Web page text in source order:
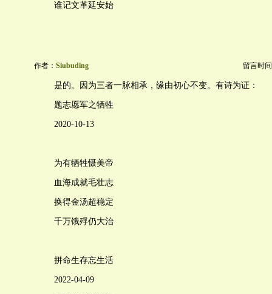
谁记文革延安始
作者： Siubuding 留言时
是的。因为三者一脉相承，缘由初心不变。有诗为证：
题志愿军之牺牲
2020-10-13
为有牺牲慑美帝
血海成就毛壮志
换得金汤超稳定
千万饿殍仍大治
拼命生存忘生活
2022-04-09